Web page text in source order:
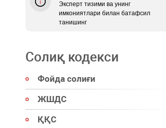
Эксперт тизими ва унинг
имкониятлари билан батафсил
танишинг
Солиқ кодекси
Фойда солиғи
ЖШДС
ҚҚС